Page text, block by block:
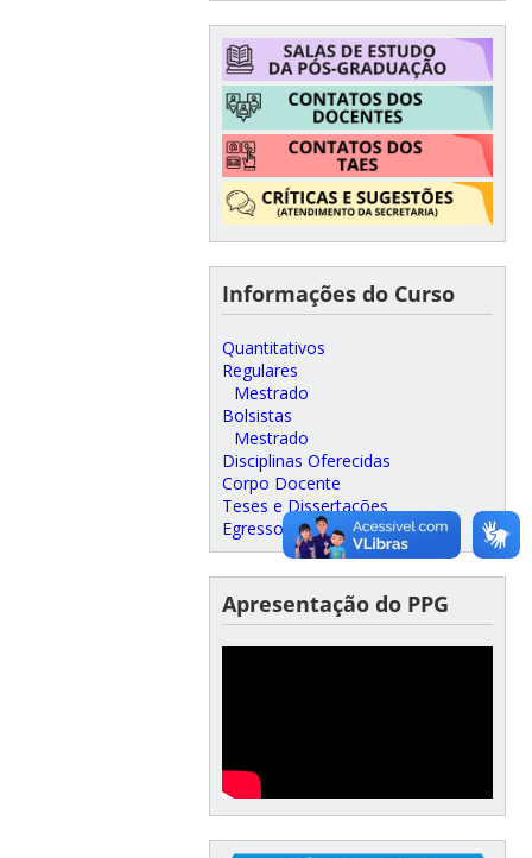
Informações do Curso
Quantitativos
Regulares
Mestrado
Bolsistas
Mestrado
Disciplinas Oferecidas
Corpo Docente
Teses e Dissertações
Egressos
Apresentação do PPG